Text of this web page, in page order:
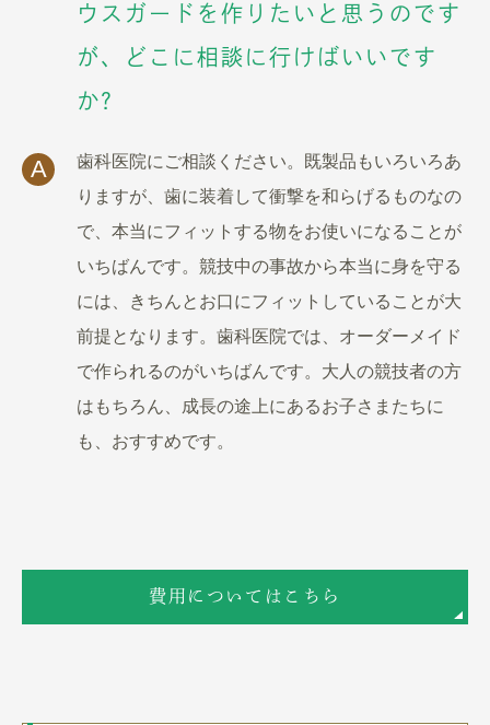
ウスガードを作りたいと思うのです
が、どこに相談に行けばいいです
か?
A
歯科医院にご相談ください。既製品もいろいろあ
りますが、歯に装着して衝撃を和らげるものなの
で、本当にフィットする物をお使いになることが
いちばんです。競技中の事故から本当に身を守る
には、きちんとお口にフィットしていることが大
前提となります。歯科医院では、オーダーメイド
で作られるのがいちばんです。大人の競技者の方
はもちろん、成長の途上にあるお子さまたちに
も、おすすめです。
費用についてはこちら